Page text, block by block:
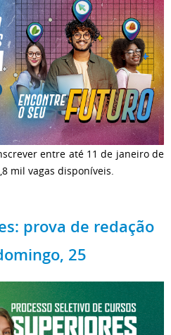
entre até 11 de janeiro de
mil vagas disponíveis.
prova de redação
25